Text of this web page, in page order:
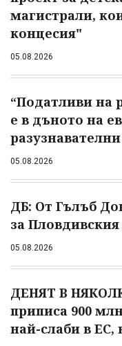
магистрали,
концесия"
05.08.2026
“Податливи на
е в дъното на
05.08.2026
ДБ: От Гълъб
за
05.08.2026
ДЕНЯТ В
приписа 900
най-слаби в ЕС,